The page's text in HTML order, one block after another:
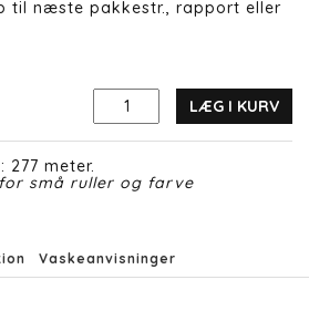
til næste pakkestr., rapport eller
LÆG I KURV
277 meter.
små ruller og farve
Vaskeanvisninger